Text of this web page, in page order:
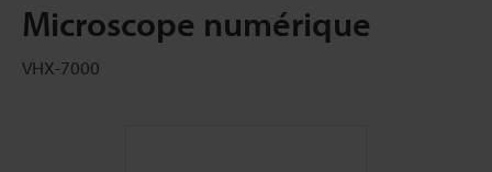
Microscope numérique
VHX-7000